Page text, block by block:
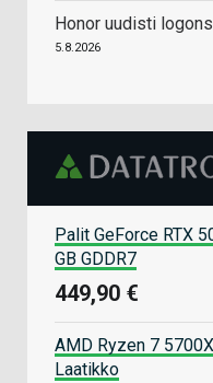
Honor uudisti
5.8.2026
Palit GeForce RTX
GB GDDR7
449,90 €
AMD Ryzen 7
Laatikko